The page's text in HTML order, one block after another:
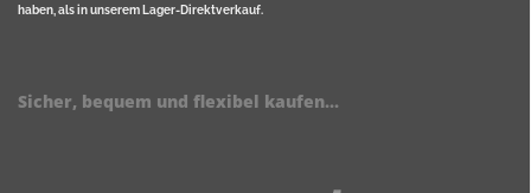
haben, als in unserem Lager-Direktverkauf.
Sicher, bequem und flexibel kaufen...